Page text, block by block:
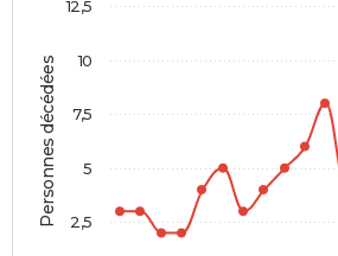
Personnes décédées 2,5
5
7,5
10
12,5